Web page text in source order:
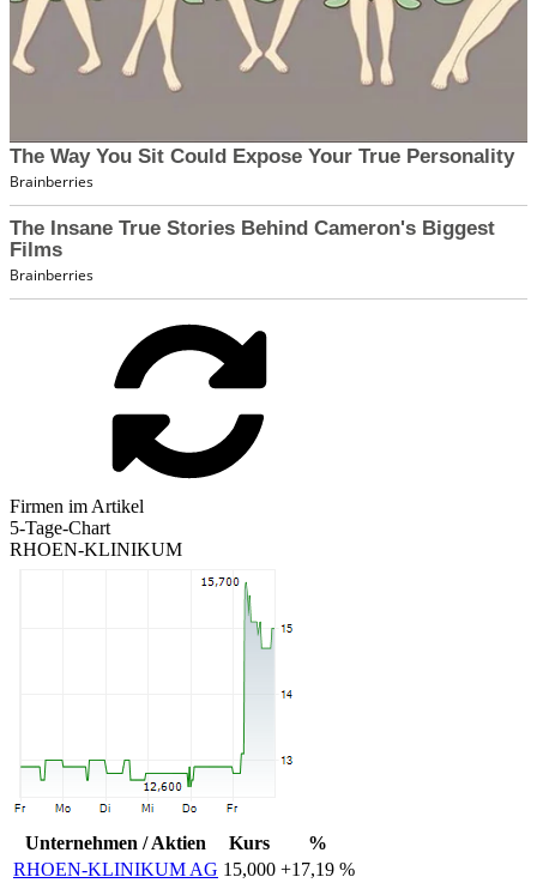
Firmen im Artikel
5-Tage-Chart
RHOEN-KLINIKUM
Unternehmen / Aktien Kurs
%
RHOEN-KLINIKUM AG 15,000 +17,19 %